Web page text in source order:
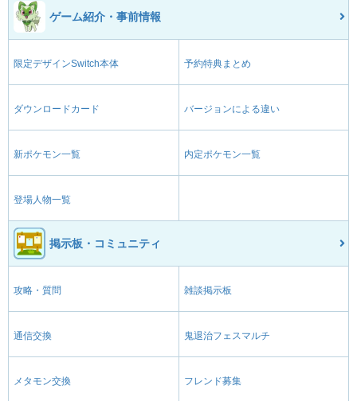
ゲーム紹介・事前情報
限定デザインSwitch本体 予約特典まとめ
ダウンロードカード バージョンによる違い
新ポケモン一覧 内定ポケモン一覧
登場人物一覧
掲示板・コミュニティ
攻略・質問 雑談掲示板
通信交換 鬼退治フェスマルチ
メタモン交換 フレンド募集